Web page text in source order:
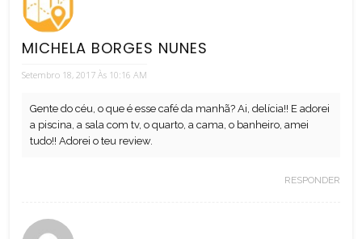
MICHELA BORGES NUNES
Setembro 18, 2017 Às 10:16 AM
Gente do céu, o que é esse café da manhã? Ai, delícia!! E adorei
a piscina, a sala com tv, o quarto, a cama, o banheiro, amei
tudo!! Adorei o teu review.
RESPONDER